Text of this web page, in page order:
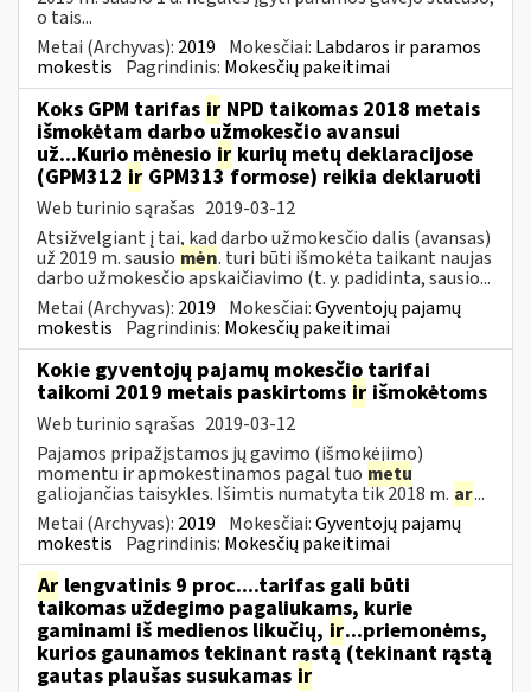
o tais...
Metai (Archyvas): 2019 Mokesčiai: Labdaros ir paramos
mokestis Pagrindinis: Mokesčių pakeitimai
Koks GPM tarifas ir NPD taikomas 2018 metais
išmokėtam darbo užmokesčio avansui
už...Kurio mėnesio ir kurių metų deklaracijose
(GPM312 ir GPM313 formose) reikia deklaruoti
Web turinio sąrašas 2019-03-12
Atsižvelgiant į tai, kad darbo užmokesčio dalis (avansas)
už 2019 m. sausio mėn. turi būti išmokėta taikant naujas
darbo užmokesčio apskaičiavimo (t. y. padidinta, sausio...
Metai (Archyvas): 2019 Mokesčiai:Gyventojų pajamų
mokestis Pagrindinis: Mokesčių pakeitimai
Kokie gyventojų pajamų mokesčio tarifai
taikomi 2019 metais paskirtoms ir išmokėtoms
Web turinio sąrašas 2019-03-12
Pajamos pripažįstamos jų gavimo (išmokėjimo)
momentu ir apmokestinamos pagal tuo metu
galiojančias taisykles. Išimtis numatyta tik 2018 m. ar...
Metai (Archyvas): 2019 Mokesčiai:Gyventojų pajamų
mokestis Pagrindinis: Mokesčių pakeitimai
Ar lengvatinis 9 proc....tarifas gali būti
taikomas uždegimo pagaliukams, kurie
gaminami iš medienos likučių, ir...priemonėms,
kurios gaunamos tekinant rąstą (tekinant rąstą
gautas plaušas susukamas ir